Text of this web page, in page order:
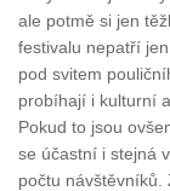
ale potmě si jen
festivalu nepatří
pod svitem
probíhají i kulturní
Pokud to jsou
se účastní i stejná
počtu návštěvníků.